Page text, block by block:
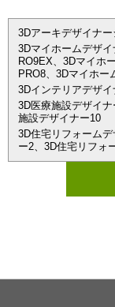
3Dアーキデザイナ
3Dマイホームデザ
RO9EX、3Dマイホ
PRO8、3Dマイホー
3Dインテリアデザ
3D医療施設デザイ
施設デザイナー10
3D住宅リフォーム
ー2、3D住宅リフォ